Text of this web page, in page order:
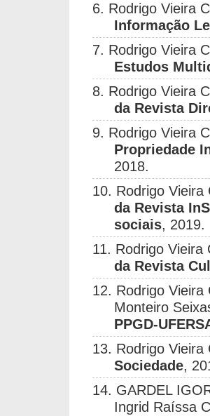
6. Rodrigo Vieira
Informação
7. Rodrigo Vieira
Estudos
8. Rodrigo Vieira
da Revista
9. Rodrigo Vieira
Propriedade
2018.
10. Rodrigo
da Revista
sociais, 2019.
11. Rodrigo
da Revista
12. Rodrigo Vieira
Monteiro
PPGD-
13. Rodrigo
Sociedade,
14. GARDEL
Ingrid Raíssa